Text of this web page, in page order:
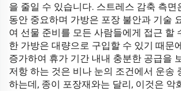
을 줄일 수 있습니다. 스트레스 감축 측면
동안 중요하며 가방은 포장 불안과 기술
여 선물 준비를 모든 사람들에게 접근 할
한 가방은 대량으로 구입할 수 있기 때문
증가하여 휴가 기간 내내 충분한 공급을
저항 하는 것은 비나 눈의 조건에서 운송
하는데, 종이 포장재와는 달리, 이것은 악